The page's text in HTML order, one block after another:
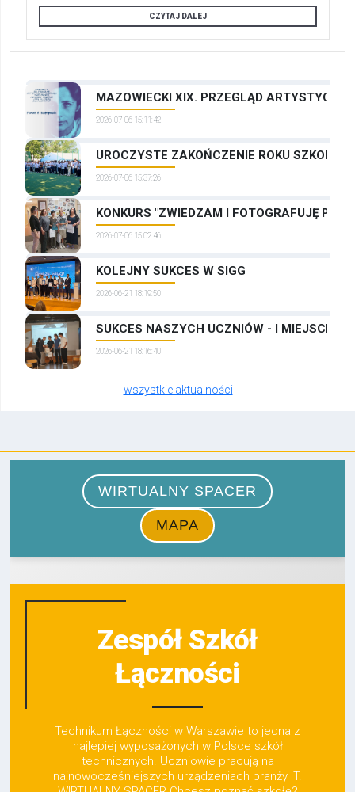
CZYTAJ DALEJ
MAZOWIECKI XIX. PRZEGLĄD
2026-07-06 15:11:42
UROCZYSTE ZAKOŃCZENIE ROKU
2026-07-06 15:37:26
KONKURS "ZWIEDZAM I FOTOGRAFUJĘ
2026-07-06 15:02:46
KOLEJNY SUKCES W SIGG
2026-06-21 18:19:50
SUKCES NASZYCH UCZNIÓW - I MIEJSCE W
2026-06-21 18:16:40
wszystkie aktualności
Zespół Szkół
Łączności
Technikum Łączności w Warszawie to jedna z
najlepiej wyposażonych w Polsce szkół
technicznych. Uczniowie pracują na
najnowocześniejszych urządzeniach branży IT.